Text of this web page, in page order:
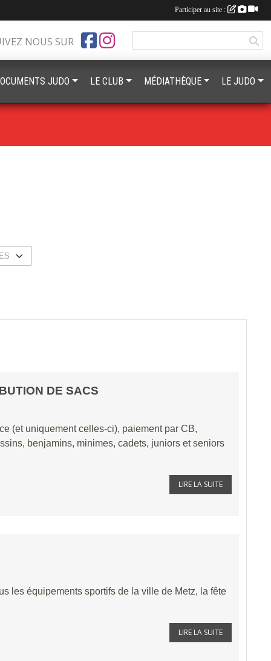
DE SACS
(et uniquement celles-ci), paiement par CB,
benjamins, minimes, cadets, juniors et seniors
LIRE LA SUITE
les équipements sportifs de la ville de Metz, la fête
LIRE LA SUITE
NOUS SUR
JUDO LE CLUB MÉDIATHÈQUE LE JUDO
Participer au site :